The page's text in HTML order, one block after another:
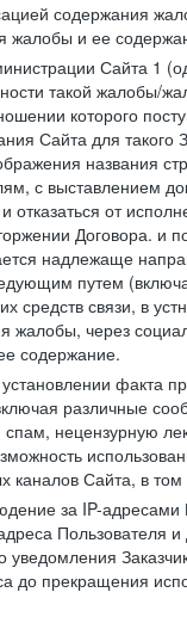
содержания
жалобы и ее
Сайта 1
такой
которого
Сайта для
названия
с выставлением
отказаться от
Договора. и
надлежаще
путем
средств связи, в
жалобы, через
содержание.
факта
различные
нецензурную
каналов Сайта, в
за IP-
Пользователя
до прекращения